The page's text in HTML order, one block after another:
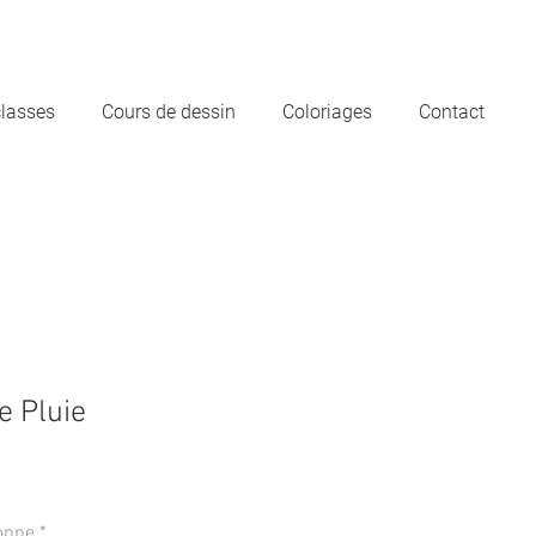
Cours de dessin Coloriages Contact
Pluie